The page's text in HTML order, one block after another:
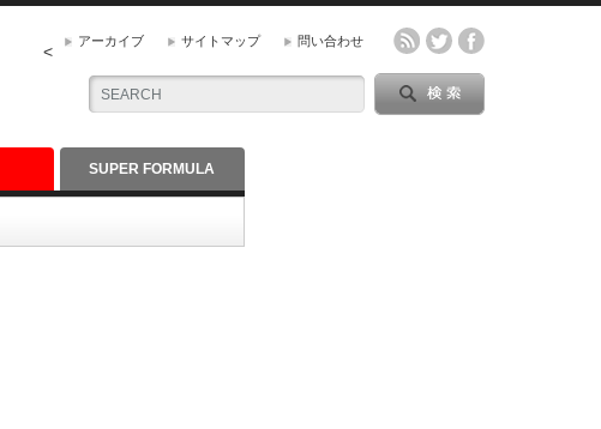
アーカイブ サイトマップ 問い合わせ
<
SUPER FORMULA